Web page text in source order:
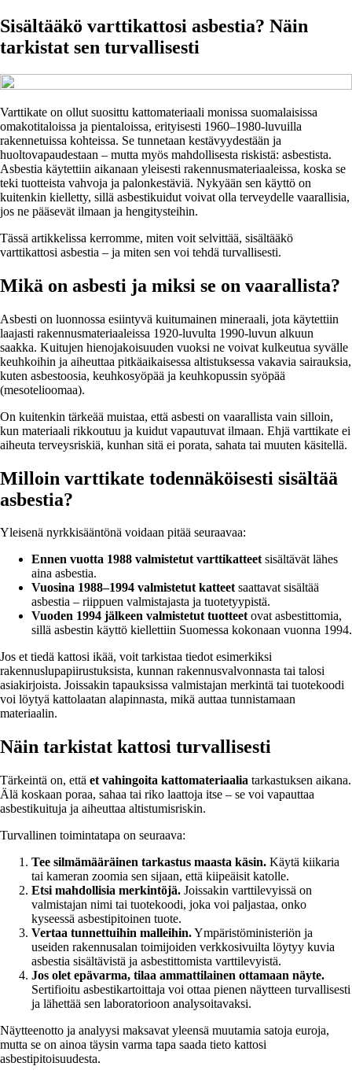
Sisältääkö varttikattosi asbestia? Näin
tarkistat sen turvallisesti
Varttikate on ollut suosittu kattomateriaali monissa suomalaisissa
omakotitaloissa ja pientaloissa, erityisesti 1960–1980-luvuilla
rakennetuissa kohteissa. Se tunnetaan kestävyydestään ja
huoltovapaudestaan – mutta myös mahdollisesta riskistä: asbestista.
Asbestia käytettiin aikanaan yleisesti rakennusmateriaaleissa, koska se
teki tuotteista vahvoja ja palonkestäviä. Nykyään sen käyttö on
kuitenkin kielletty, sillä asbestikuidut voivat olla terveydelle vaarallisia,
jos ne pääsevät ilmaan ja hengitysteihin.
Tässä artikkelissa kerromme, miten voit selvittää, sisältääkö
varttikattosi asbestia – ja miten sen voi tehdä turvallisesti.
Mikä on asbesti ja miksi se on vaarallista?
Asbesti on luonnossa esiintyvä kuitumainen mineraali, jota käytettiin
laajasti rakennusmateriaaleissa 1920-luvulta 1990-luvun alkuun
saakka. Kuitujen hienojakoisuuden vuoksi ne voivat kulkeutua syvälle
keuhkoihin ja aiheuttaa pitkäaikaisessa altistuksessa vakavia sairauksia,
kuten asbestoosia, keuhkosyöpää ja keuhkopussin syöpää
(mesotelioomaa).
On kuitenkin tärkeää muistaa, että asbesti on vaarallista vain silloin,
kun materiaali rikkoutuu ja kuidut vapautuvat ilmaan. Ehjä varttikate ei
aiheuta terveysriskiä, kunhan sitä ei porata, sahata tai muuten käsitellä.
Milloin varttikate todennäköisesti sisältää
asbestia?
Yleisenä nyrkkisääntönä voidaan pitää seuraavaa:
Ennen vuotta 1988 valmistetut varttikatteetsisältävät lähes
aina asbestia.
Vuosina 1988–1994 valmistetut katteetsaattavat sisältää
asbestia – riippuen valmistajasta ja tuotetyypistä.
Vuoden 1994 jälkeen valmistetut tuotteetovat asbestittomia,
sillä asbestin käyttö kiellettiin Suomessa kokonaan vuonna 1994.
Jos et tiedä kattosi ikää, voit tarkistaa tiedot esimerkiksi
rakennuslupapiirustuksista, kunnan rakennusvalvonnasta tai talosi
asiakirjoista. Joissakin tapauksissa valmistajan merkintä tai tuotekoodi
voi löytyä kattolaatan alapinnasta, mikä auttaa tunnistamaan
materiaalin.
Näin tarkistat kattosi turvallisesti
Tärkeintä on, että et vahingoita kattomateriaalia tarkastuksen aikana.
Älä koskaan poraa, sahaa tai riko laattoja itse – se voi vapauttaa
asbestikuituja ja aiheuttaa altistumisriskin.
Turvallinen toimintatapa on seuraava:
Tee silmämääräinen tarkastus maasta käsin. Käytä kiikaria
tai kameran zoomia sen sijaan, että kiipeäisit katolle.
Etsi mahdollisia merkintöjä. Joissakin varttilevyissä on
valmistajan nimi tai tuotekoodi, joka voi paljastaa, onko
kyseessä asbestipitoinen tuote.
Vertaa tunnettuihin malleihin.Ympäristöministeriön ja
useiden rakennusalan toimijoiden verkkosivuilta löytyy kuvia
asbestia sisältävistä ja asbestittomista varttilevyistä.
Jos olet epävarma, tilaa ammattilainen ottamaan näyte.
Sertifioitu asbestikartoittaja voi ottaa pienen näytteen turvallisesti
ja lähettää sen laboratorioon analysoitavaksi.
Näytteenotto ja analyysi maksavat yleensä muutamia satoja euroja,
mutta se on ainoa täysin varma tapa saada tieto kattosi
asbestipitoisuudesta.